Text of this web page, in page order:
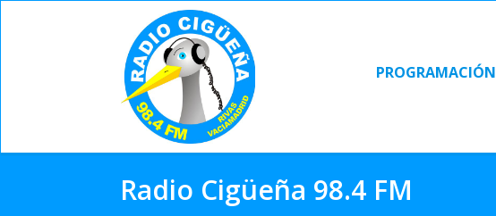
PROGRAMACIÓN
PROGRAMACIÓN
Radio Cigüeña 98.4 FM